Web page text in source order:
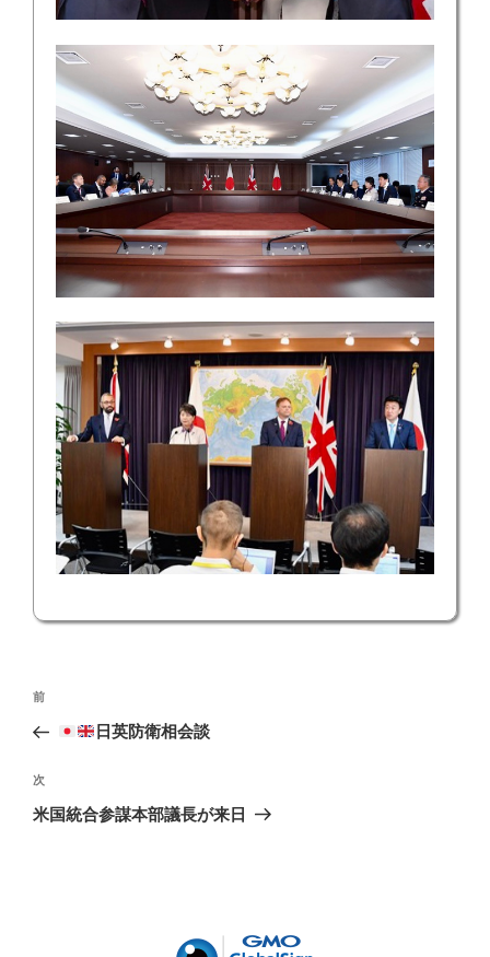
投
ナ
ビ
ゲ
前
の
稿
前
日英防衛相会談
次
の
次
米国統合参謀本部議長が来日